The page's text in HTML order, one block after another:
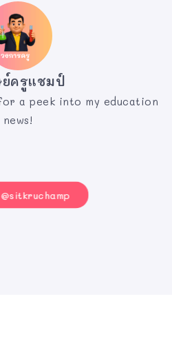
ย์ครูแชมป์
a peek into my education
news!